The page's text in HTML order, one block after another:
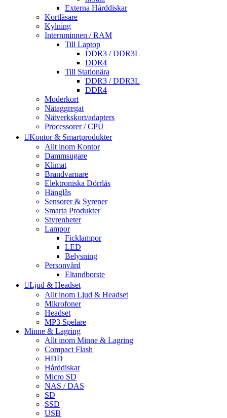
Externa Hårddiskar
Kortläsare
Kylning
Internminnen / RAM
Till Laptop
DDR3 / DDR3L
DDR4
Till Stationära
DDR3 / DDR3L
DDR4
Moderkort
Nätaggregat
Nätverkskort/adapters
Processorer / CPU
Kontor & Smartprodukter
Allt inom Kontor
Dammsugare
Klimat
Brandvarnare
Elektroniska Dörrlås
Hänglås
Sensorer & Syrener
Smarta Produkter
Styrenheter
Lampor
Ficklampor
LED
Belysning
Personvård
Eltandborste
Ljud & Headset
Allt inom Ljud & Headset
Mikrofoner
Headset
MP3 Spelare
Minne & Lagring
Allt inom Minne & Lagring
Compact Flash
HDD
Hårddiskar
Micro SD
NAS / DAS
SD
SSD
USB